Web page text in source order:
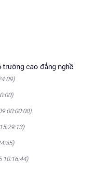
cao đẳng nghề
00:00:00)
10:16:44)